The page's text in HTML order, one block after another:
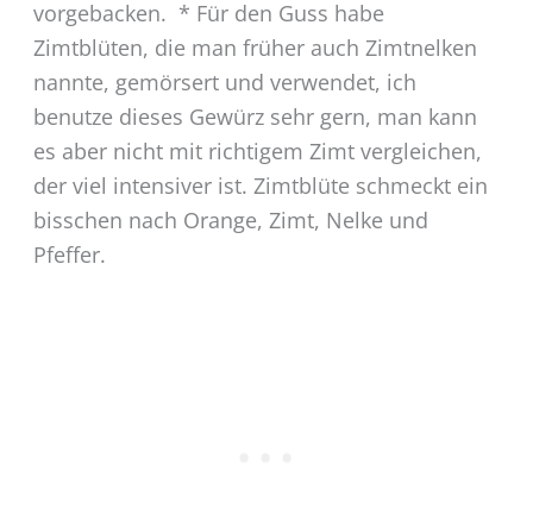
vorgebacken. * Für den Guss habe
Zimtblüten, die man früher auch Zimtnelken
nannte, gemörsert und verwendet, ich
benutze dieses Gewürz sehr gern, man kann
es aber nicht mit richtigem Zimt vergleichen,
der viel intensiver ist. Zimtblüte schmeckt ein
bisschen nach Orange, Zimt, Nelke und
Pfeffer.